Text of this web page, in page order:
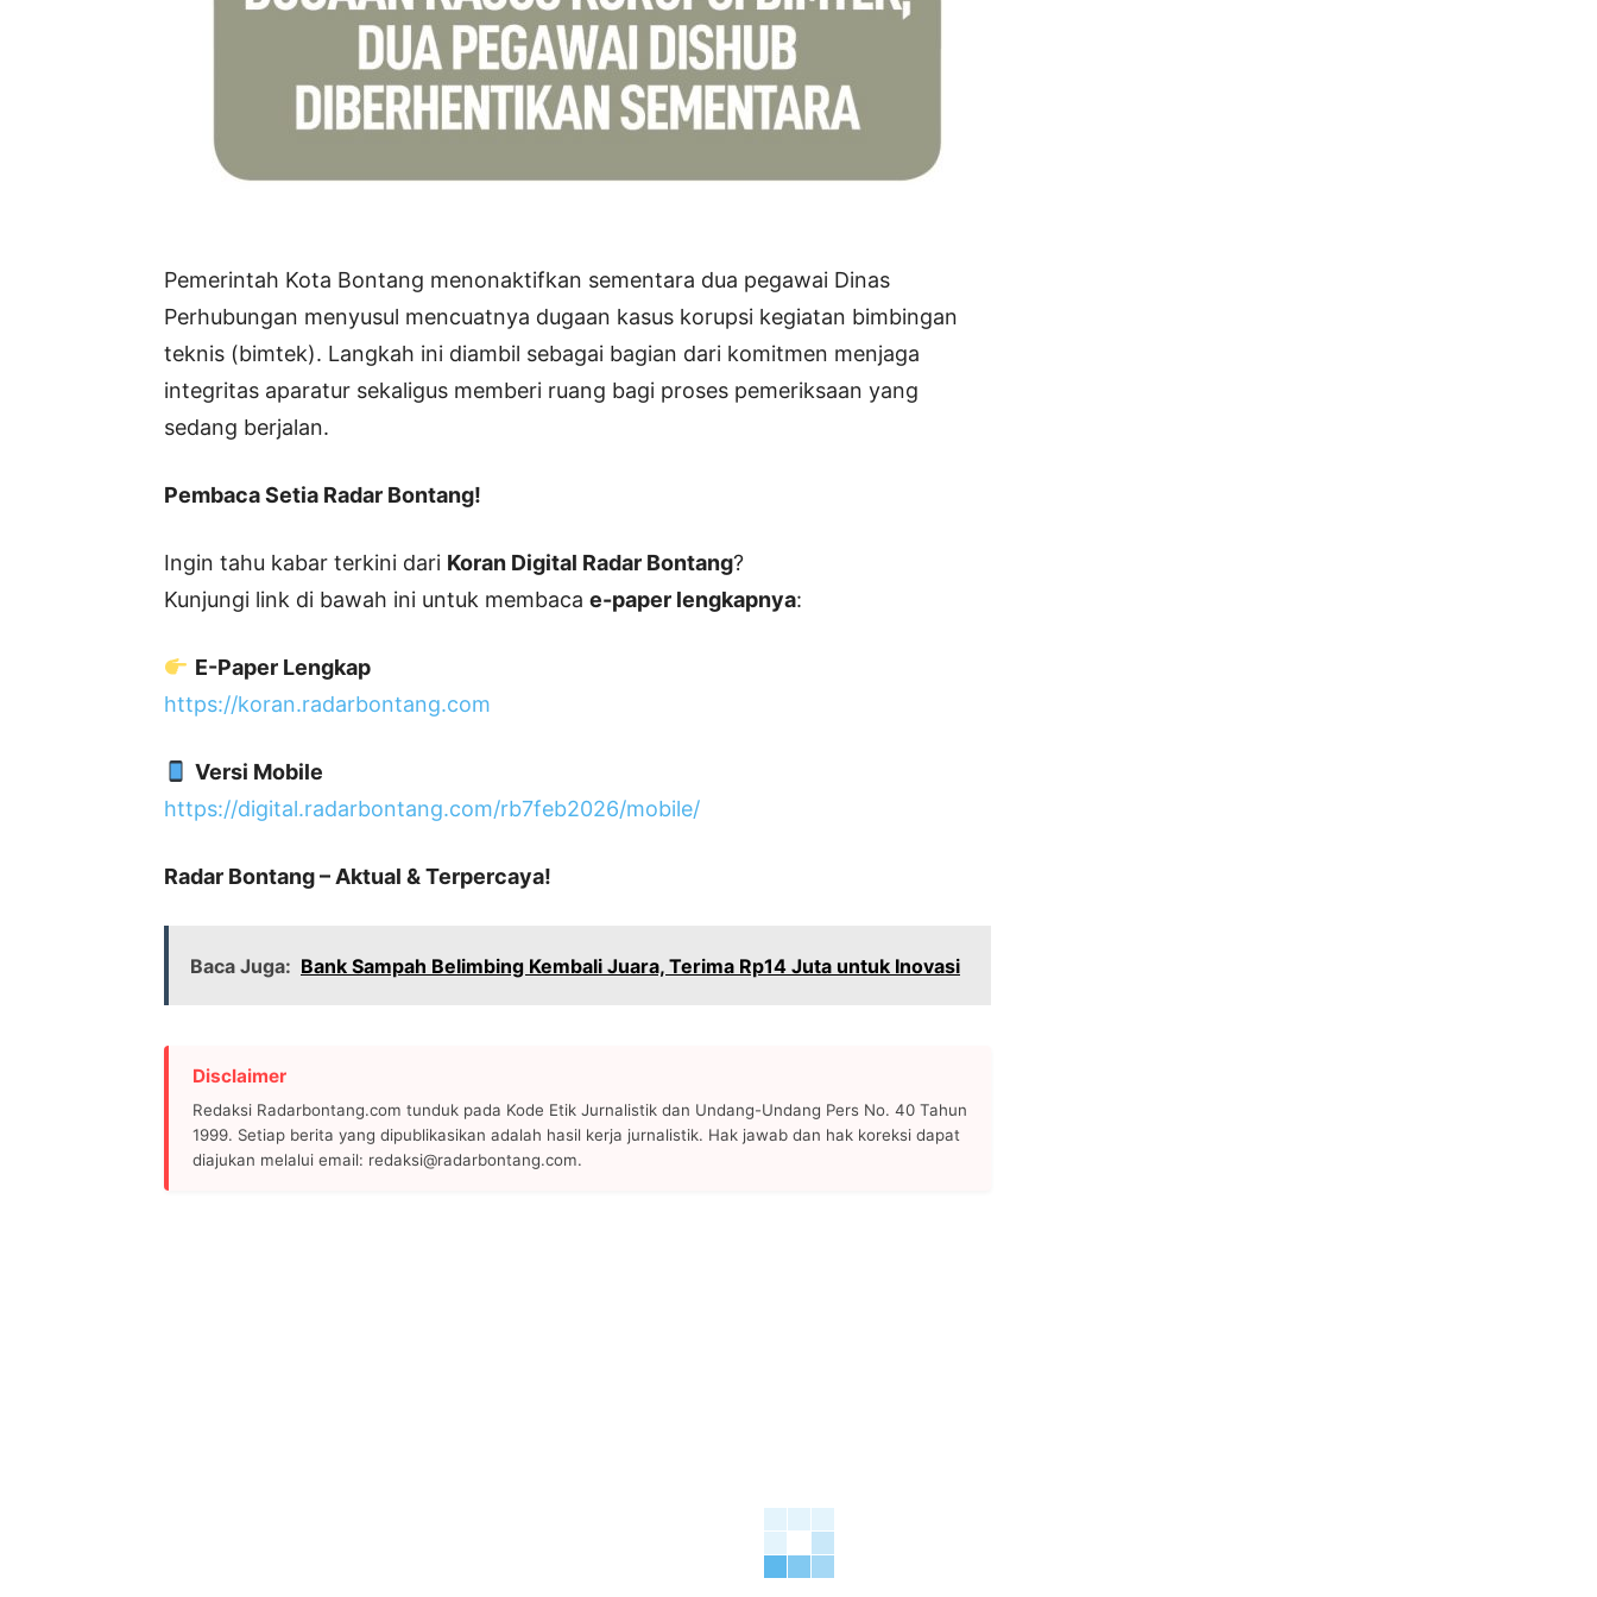
Pemerintah Kota Bontang menonaktifkan sementara dua pegawai Dinas
Perhubungan menyusul mencuatnya dugaan kasus korupsi kegiatan bimbingan
teknis (bimtek). Langkah ini diambil sebagai bagian dari komitmen menjaga
integritas aparatur sekaligus memberi ruang bagi proses pemeriksaan yang
sedang berjalan.
Pembaca Setia Radar Bontang!
Ingin tahu kabar terkini dari Koran Digital Radar Bontang?
Kunjungi link di bawah ini untuk membaca e-paper lengkapnya:
E-Paper Lengkap
https://koran.radarbontang.com
Versi Mobile
https://digital.radarbontang.com/rb7feb2026/mobile/
Radar Bontang – Aktual & Terpercaya!
Baca Juga: Bank Sampah Belimbing Kembali Juara, Terima Rp14 Juta untuk Inovasi
Disclaimer
Redaksi Radarbontang.com tunduk pada Kode Etik Jurnalistik dan Undang-Undang Pers No. 40 Tahun
1999. Setiap berita yang dipublikasikan adalah hasil kerja jurnalistik. Hak jawab dan hak koreksi dapat
diajukan melalui email: redaksi@radarbontang.com.